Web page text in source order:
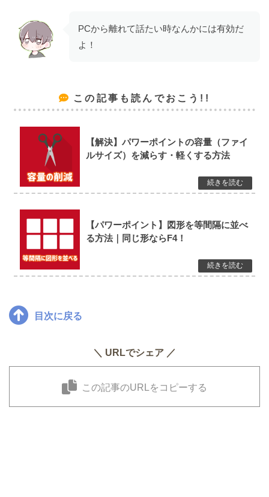
PCから離れて話たい時なんかには有効だ
よ！
この記事も読んでおこう!!
【解決】パワーポイントの容量（ファイ
ルサイズ）を減らす・軽くする方法
【パワーポイント】図形を等間隔に並べ
る方法｜同じ形ならF4！
目次に戻る
＼ URLでシェア ／
この記事のURLをコピーする